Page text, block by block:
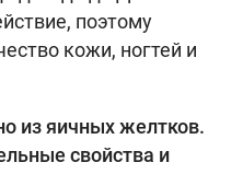
поэтому
кожи, ногтей и
из яичных желтков.
свойства и